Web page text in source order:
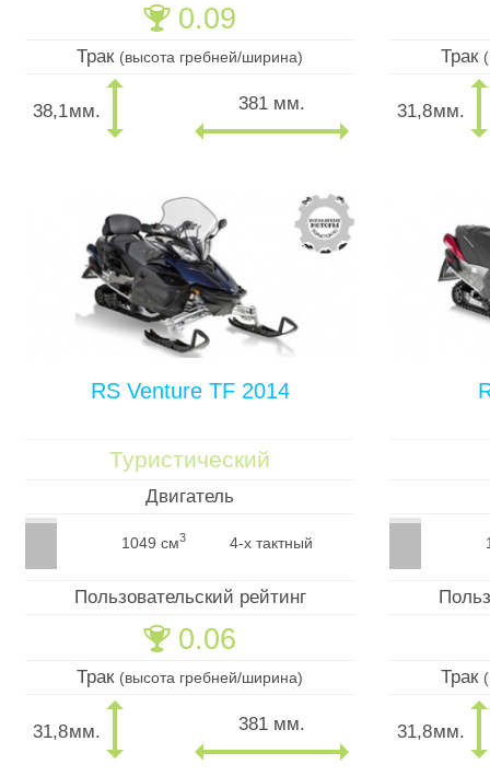
🏆 0.09
Трак (высота гребней/ширина)
38,1мм. 381 мм.
Трак
31,8мм.
RS Venture TF 2014
Туристический
Двигатель
1049 см3 4-х тактный
Пользовательский рейтинг
🏆 0.06
Трак (высота гребней/ширина)
31,8мм. 381 мм.
Трак
31,8мм.